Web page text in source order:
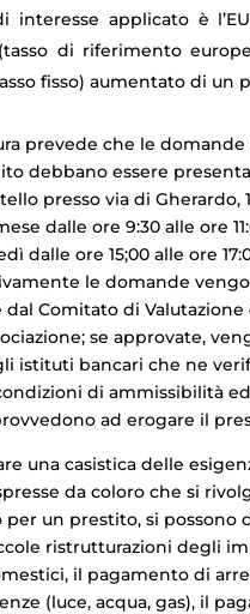
interesse applicato è
di riferimento
fisso) aumentato di un
prevede che le domande
debbano essere
presso via di Gherardo,
dalle ore 9:30 alle ore
dalle ore 15;00 alle ore
le domande
dal Comitato di Valutazione
se approvate,
istituti bancari che ne
di ammissibilità
ad erogare il
una casistica delle
da coloro che si
un prestito, si possono
ristrutturazioni degli
il pagamento di
(luce, acqua, gas), il